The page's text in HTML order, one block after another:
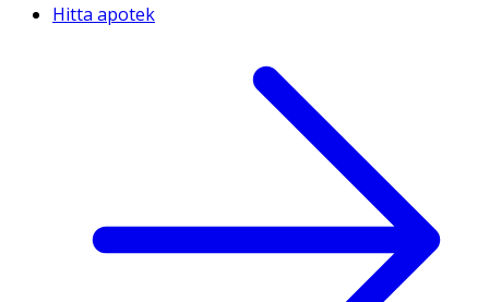
Hitta apotek